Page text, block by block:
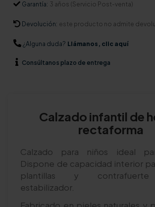
Garantía: 3 años (Servicio Post-venta)
Devolución: este producto no admite
¿Alguna duda? Llámanos, clic aquí
Consúltanos plazo de entrega
Calzado infantil de
rectaforma
Calzado para niños ideal
Dispone de capacidad interior
plantillas y contrafuerte
estabilizador.